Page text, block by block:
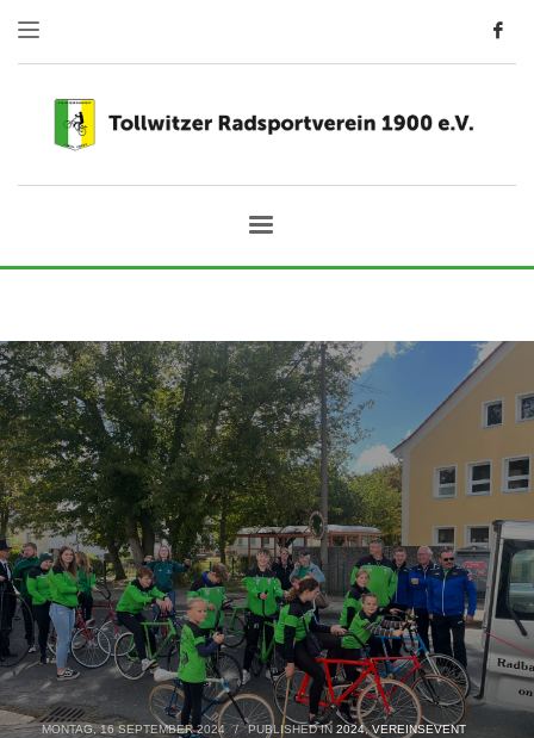
MONTAG, 16 SEPTEMBER 2024 / PUBLISHED IN 2024,VEREINSEVENT